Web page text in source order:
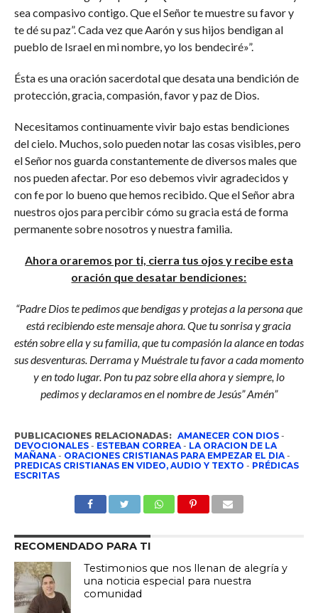
sea compasivo contigo. Que el Señor te muestre su favor y
te dé su paz”. Cada vez que Aarón y sus hijos bendigan al
pueblo de Israel en mi nombre, yo los bendeciré»”.
Ésta es una oración sacerdotal que desata una bendición de
protección, gracia, compasión, favor y paz de Dios.
Necesitamos continuamente vivir bajo estas bendiciones
del cielo. Muchos, solo pueden notar las cosas visibles, pero
el Señor nos guarda constantemente de diversos males que
nos pueden afectar. Por eso debemos vivir agradecidos y
con fe por lo bueno que hemos recibido. Que el Señor abra
nuestros ojos para percibir cómo su gracia está de forma
permanente sobre nosotros y nuestra familia.
Ahora oraremos por ti, cierra tus ojos y recibe esta
oración que desatar bendiciones:
“Padre Dios te pedimos que bendigas y protejas a la persona que
está recibiendo este mensaje ahora. Que tu sonrisa y gracia
estén sobre ella y su familia, que tu compasión la alance en todas
sus desventuras. Derrama y Muéstrale tu favor a cada momento
y en todo lugar. Pon tu paz sobre ella ahora y siempre, lo
pedimos y declaramos en el nombre de Jesús” Amén”
PUBLICACIONES RELACIONADAS: AMANECER CON DIOS-
DEVOCIONALES- ESTEBAN CORREA- LA ORACION DE LA
MAÑANA- ORACIONES CRISTIANAS PARA EMPEZAR EL DIA-
PREDICAS CRISTIANAS EN VIDEO, AUDIO Y TEXTO - PRÉDICAS
ESCRITAS
RECOMENDADO PARA TI
Testimonios que nos llenan de alegría y
una noticia especial para nuestra
comunidad